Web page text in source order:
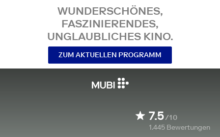
WUNDERSCHÖNES,
FASZINIERENDES,
UNGLAUBLICHES KINO.
ZUM AKTUELLEN PROGRAMM
7.5/10
1.445 Bewertungen